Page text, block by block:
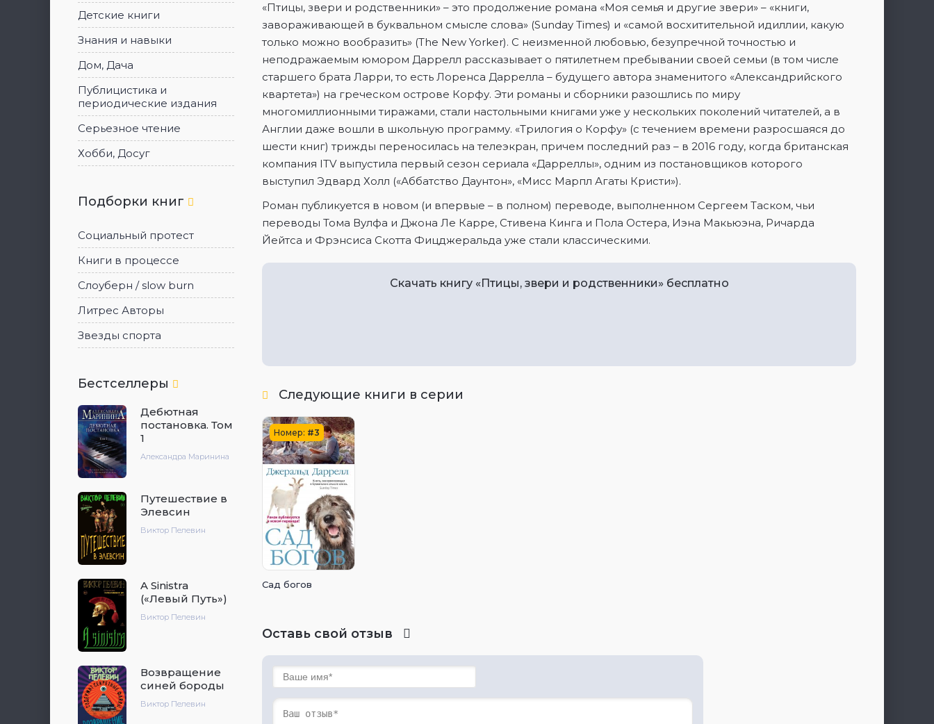
Детские книги
Знания и навыки
Дом, Дача
Публицистика и
периодические издания
Серьезное чтение
Хобби, Досуг
Подборки книг
Социальный протест
Книги в процессе
Слоуберн / slow burn
Литрес Авторы
Звезды спорта
Бестселлеры
Дебютная
постановка. Том
1
Александра Маринина
Путешествие в
Элевсин
Виктор Пелевин
A Sinistra
(«Левый Путь»)
Виктор Пелевин
Возвращение
синей бороды
Виктор Пелевин
«Птицы, звери и родственники» – это продолжение романа «Моя семья и другие звери» – «книги,
завораживающей в буквальном смысле слова» (Sunday Times) и «самой восхитительной идиллии, какую
только можно вообразить» (The New Yorker). С неизменной любовью, безупречной точностью и
неподражаемым юмором Даррелл рассказывает о пятилетнем пребывании своей семьи (в том числе
старшего брата Ларри, то есть Лоренса Даррелла – будущего автора знаменитого «Александрийского
квартета») на греческом острове Корфу. Эти романы и сборники разошлись по миру
многомиллионными тиражами, стали настольными книгами уже у нескольких поколений читателей, а в
Англии даже вошли в школьную программу. «Трилогия о Корфу» (с течением времени разросшаяся до
шести книг) трижды переносилась на телеэкран, причем последний раз – в 2016 году, когда британская
компания ITVвыпустила первый сезон сериала «Дарреллы», одним из постановщиков которого
выступил Эдвард Холл («Аббатство Даунтон», «Мисс Марпл Агаты Кристи»).
Роман публикуется в новом (и впервые – в полном) переводе, выполненном Сергеем Таском, чьи
переводы Тома Вулфа и Джона Ле Карре, Стивена Кинга и Пола Остера, Иэна Макьюэна, Ричарда
Йейтса и Фрэнсиса Скотта Фицджеральда уже стали классическими.
Скачать книгу «Птицы, звери и родственники» бесплатно
Следующие книги в серии
Номер: #3
Сад богов
Оставь свой отзыв